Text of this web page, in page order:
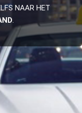
NAAR HET
.